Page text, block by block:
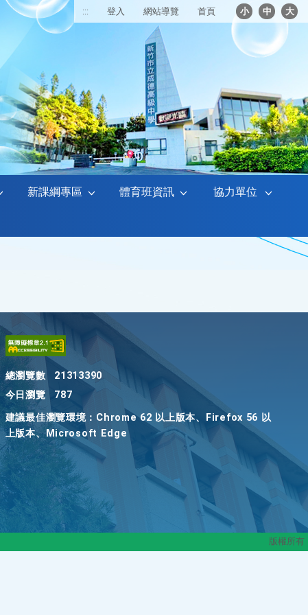
::: 登入 網站導覽 首頁 小 中 大
新課綱專區 體育班資訊 協力單位
總瀏覽數
21313390
今日瀏覽
787
建議最佳瀏覽環境：Chrome 62 以上版本、Firefox 56 以
上版本、Microsoft Edge
版權所有